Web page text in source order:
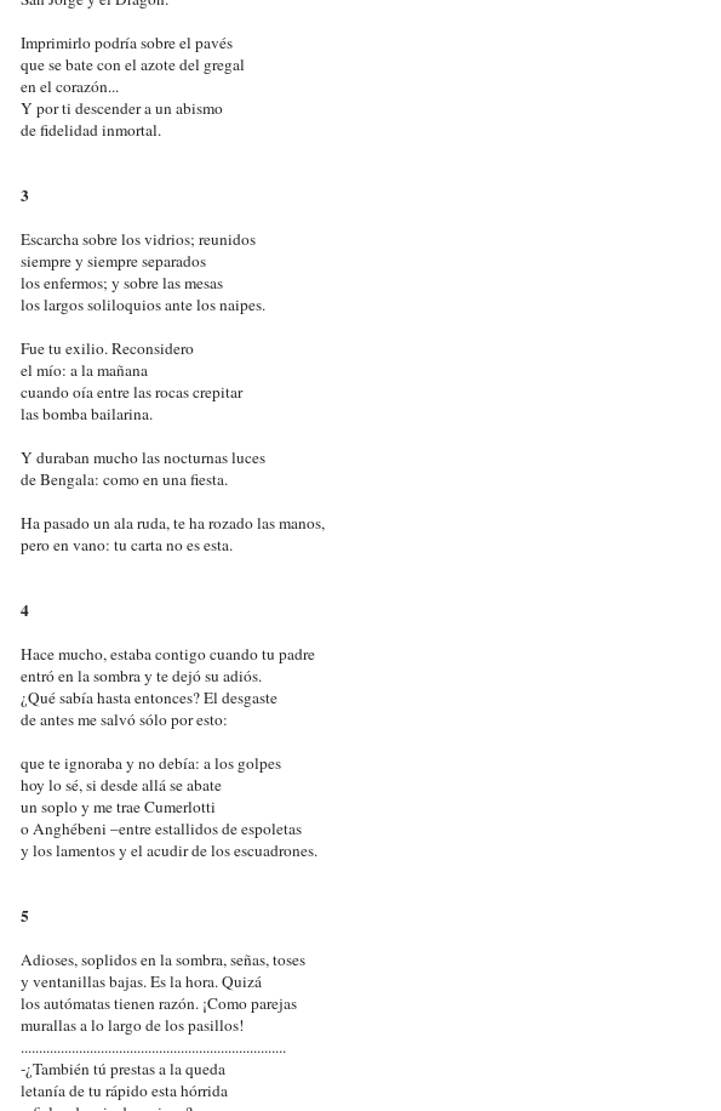
Imprimirlo podría sobre el pavés
que se bate con el azote del gregal
en el corazón...
Y por ti descender a un abismo
de fidelidad inmortal.
3
Escarcha sobre los vidrios; reunidos
siempre y siempre separados
los enfermos; y sobre las mesas
los largos soliloquios ante los naipes.
Fue tu exilio. Reconsidero
el mío: a la mañana
cuando oía entre las rocas crepitar
las bomba bailarina.
Y duraban mucho las nocturnas luces
de Bengala: como en una fiesta.
Ha pasado un ala ruda, te ha rozado las manos,
pero en vano: tu carta no es esta.
4
Hace mucho, estaba contigo cuando tu padre
entró en la sombra y te dejó su adiós.
¿Qué sabía hasta entonces? El desgaste
de antes me salvó sólo por esto:
que te ignoraba y no debía: a los golpes
hoy lo sé, si desde allá se abate
un soplo y me trae Cumerlotti
o Anghébeni –entre estallidos de espoletas
y los lamentos y el acudir de los escuadrones.
5
Adioses, soplidos en la sombra, señas, toses
y ventanillas bajas. Es la hora. Quizá
los autómatas tienen razón. ¡Como parejas
murallas a lo largo de los pasillos!
.........................................................................
-¿También tú prestas a la queda
letanía de tu rápido esta hórrida